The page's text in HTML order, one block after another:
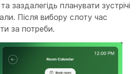
заздалегідь планувати зустрічі
Після вибору слоту час
за потреби.